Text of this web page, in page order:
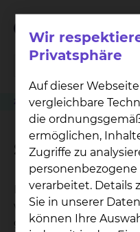
Zuweiser Patient anmelden
Der Schlingentisch
welches der Patient
ganzen Körper oder
Wir
Privatsphäre
Auf dieser
vergleichbare
die
ermöglichen,
Zugriffe zu
personenbezogene
verarbeitet. Details
Sie in unserer
können Ihre